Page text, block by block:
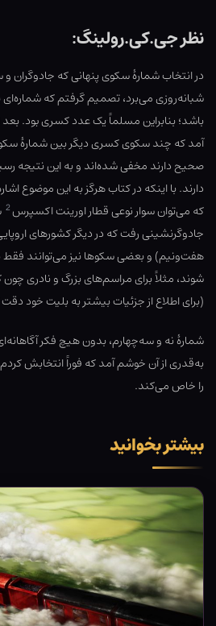
نظر جی.کی.رولینگ:
در انتخاب شمارهٔ سکوی پنهانی که جادوگران
شبانه‌روزی می‌برد، تصمیم گرفتم که
باشد؛ بنابراین مسلماً یک عدد کسری بود.
آمد که چند سکوی کسری دیگر بین شمارهٔ
صحیح دارند مخفی شده‌اند و به این نتیجه
دارند. با اینکه در کتاب هرگز به این موضوع
که می‌توان سوار نوعی قطار اورینت اکسپرس2
جادوگرنشینی رفت که در دیگر کشورهای
هفت‌ونیم) و بعضی سکوها نیز می‌توانند فقط
شوند، مثلاً برای مراسم‌های بزرگ و نادری
(برای اطلاع از جزئیات بیشتر به بلیت خود
شمارهٔ نه و سه‌چهارم، بدون هیچ فکر
به‌قدری از آن خوشم آمد که فوراً انتخابش
را خاص می‌کند.
بیشتر بخوانید